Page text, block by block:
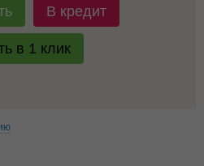
В кредит
в 1 клик